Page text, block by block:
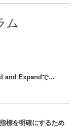
ム
and Expandで...
標を明確にするため